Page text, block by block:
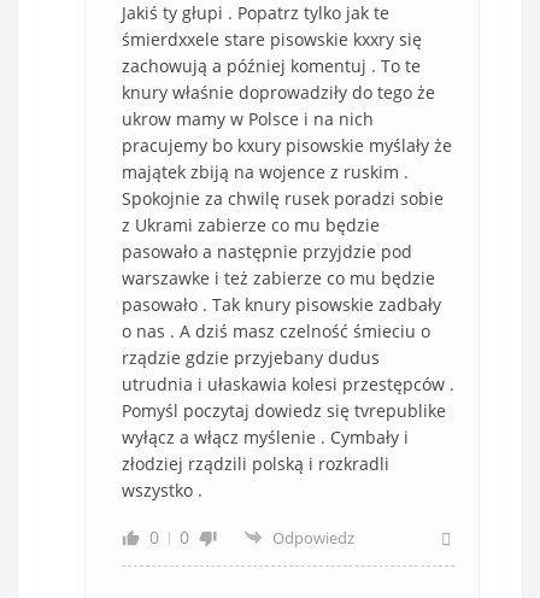
Jakiś ty głupi . Popatrz tylko jak te
śmierdxxele stare pisowskie kxxry się
zachowują a później komentuj . To te
knury właśnie doprowadziły do tego że
ukrow mamy w Polsce i na nich
pracujemy bo kxury pisowskie myślały że
majątek zbiją na wojence z ruskim .
Spokojnie za chwilę rusek poradzi sobie
z Ukrami zabierze co mu będzie
pasowało a następnie przyjdzie pod
warszawke i też zabierze co mu będzie
pasowało . Tak knury pisowskie zadbały
o nas . A dziś masz czelność śmieciu o
rządzie gdzie przyjebany dudus
utrudnia i ułaskawia kolesi przestępców .
Pomyśl poczytaj dowiedz się tvrepublike
wyłącz a włącz myślenie . Cymbały i
złodziej rządzili polską i rozkradli
wszystko .
0 0 Odpowiedz